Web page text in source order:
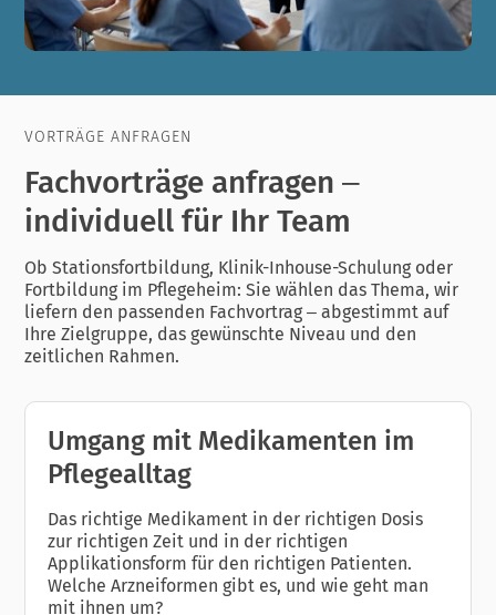
VORTRÄGE ANFRAGEN
Fachvorträge anfragen –
individuell für Ihr Team
Ob Stationsfortbildung, Klinik-Inhouse-Schulung oder
Fortbildung im Pflegeheim: Sie wählen das Thema, wir
liefern den passenden Fachvortrag – abgestimmt auf
Ihre Zielgruppe, das gewünschte Niveau und den
zeitlichen Rahmen.
Umgang mit Medikamenten im
Pflegealltag
Das richtige Medikament in der richtigen Dosis
zur richtigen Zeit und in der richtigen
Applikationsform für den richtigen Patienten.
Welche Arzneiformen gibt es, und wie geht man
mit ihnen um?